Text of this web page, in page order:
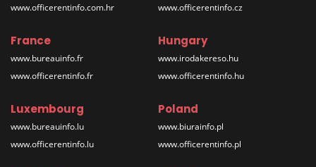
www.officerentinfo.com.hr
www.officerentinfo.cz
France
www.bureauinfo.fr
www.officerentinfo.fr
Hungary
www.irodakereso.hu
www.officerentinfo.hu
Luxembourg
www.bureauinfo.lu
www.officerentinfo.lu
Poland
www.biurainfo.pl
www.officerentinfo.pl